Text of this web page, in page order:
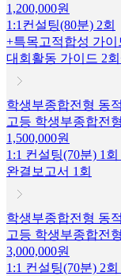
1,200,000원
1:1컨설팅(80분) 2회
+특목고적합성 가이
대회활동 가이드 2
학생부종합전형 동
고등 학생부종합전
1,500,000원
1:1 컨설팅(70분) 1
완결보고서 1회
학생부종합전형 동
고등 학생부종합전
3,000,000원
1:1 컨설팅(70분) 2